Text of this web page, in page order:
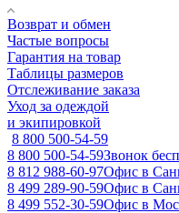
Возврат и обмен
Частые вопросы
Гарантия на товар
Таблицы размеров
Отслеживание заказа
Уход за одеждой
и экипировкой
8 800 500-54-59
8 800 500-54-59Звонок
8 812 988-60-97Офис в
8 499 289-90-59Офис в
8 499 552-30-59Офис в